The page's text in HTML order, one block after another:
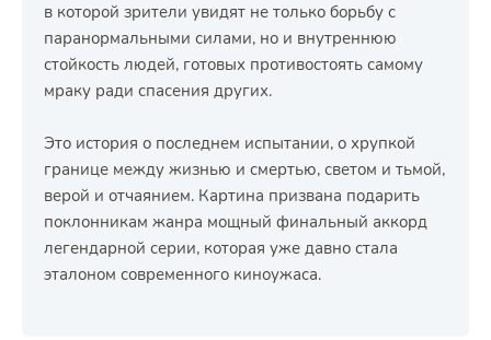
в которой зрители увидят не только борьбу с
паранормальными силами, но и внутреннюю
стойкость людей, готовых противостоять самому
мраку ради спасения других.
Это история о последнем испытании, о хрупкой
границе между жизнью и смертью, светом и тьмой,
верой и отчаянием. Картина призвана подарить
поклонникам жанра мощный финальный аккорд
легендарной серии, которая уже давно стала
эталоном современного киноужаса.